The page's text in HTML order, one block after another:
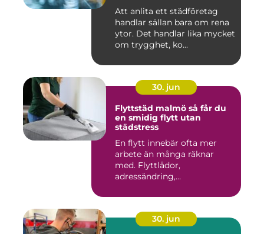
Att anlita ett städföretag
handlar sällan bara om rena
ytor. Det handlar lika mycket
om trygghet, ko...
30. jun
Flyttstäd malmö så får du
en smidig flytt utan
städstress
En flytt innebär ofta mer
arbete än många räknar
med. Flyttlådor,
adressändring,
30. jun